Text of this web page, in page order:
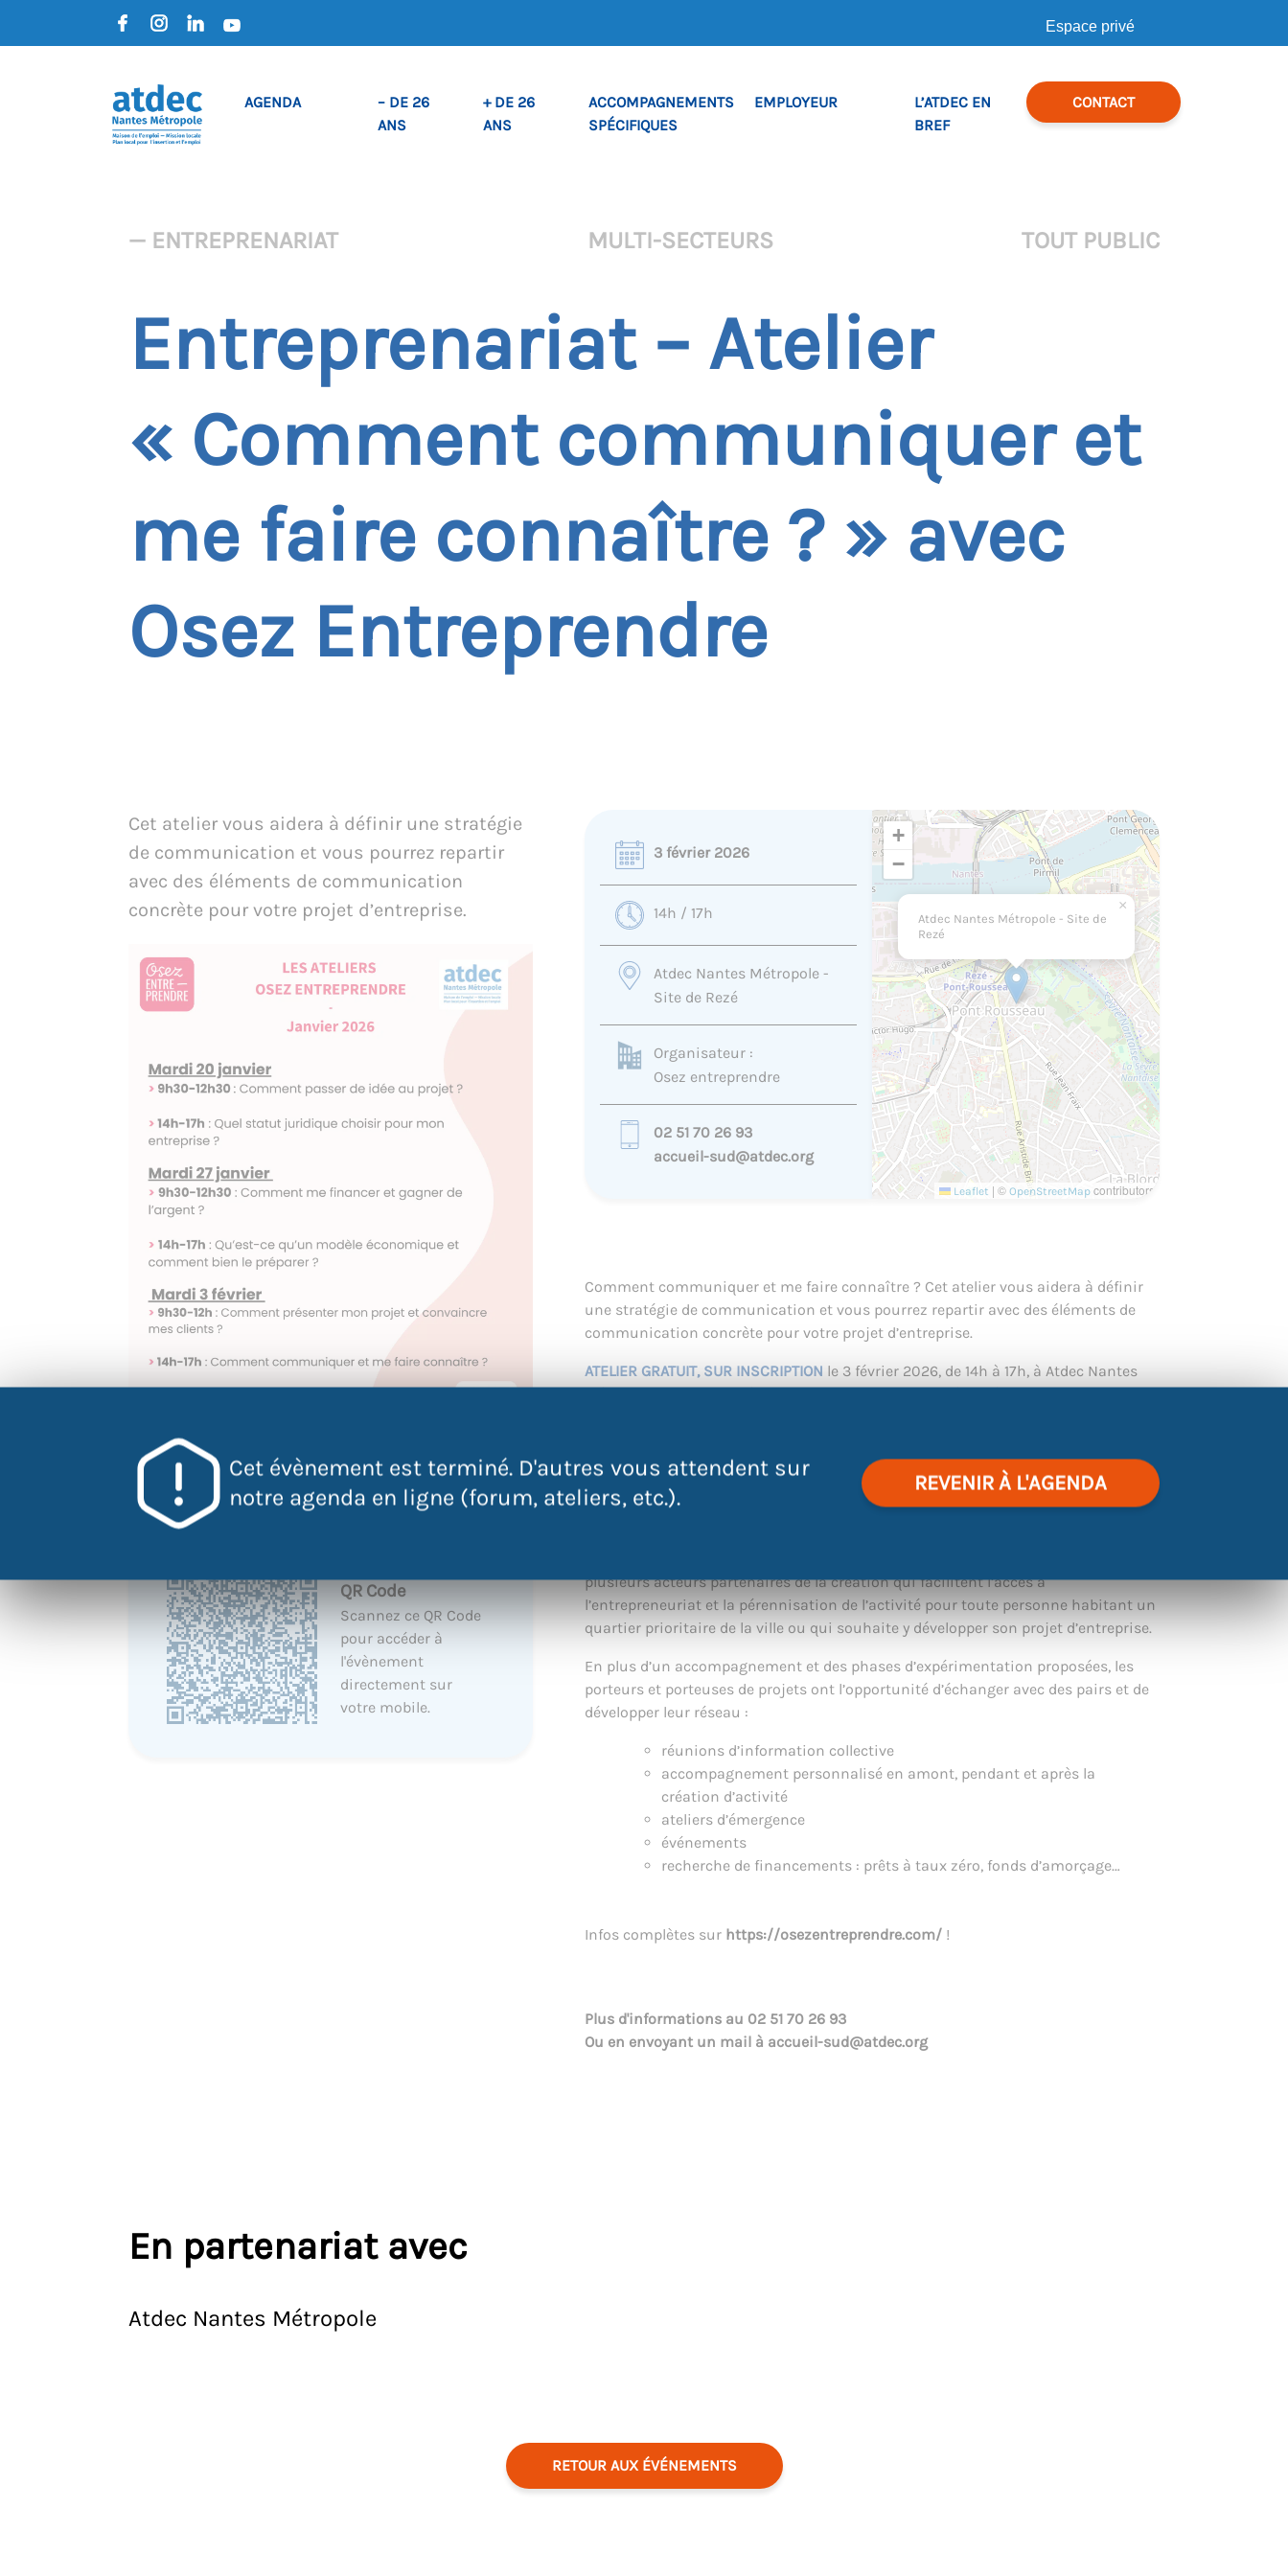
Espace privé
AGENDA
– DE 26
ANS
+ DE 26
ANS
ACCOMPAGNEMENTS
SPÉCIFIQUES
EMPLOYEUR
L’ATDEC EN
BREF
CONTACT
Cet évènement est terminé. D'autres vous attendent sur
notre agenda en ligne (forum, ateliers, etc.).
REVENIR À L'AGENDA
— ENTREPRENARIAT MULTI-SECTEURS TOUT PUBLIC
Entreprenariat – Atelier
« Comment communiquer et
me faire connaître ? » avec
Osez Entreprendre
Cet atelier vous aidera à définir une stratégie
de communication et vous pourrez repartir
avec des éléments de communication
concrète pour votre projet d’entreprise.
QR Code
Scannez ce QR Code
pour accéder à
l'évènement
directement sur
votre mobile.
3 février 2026
14h / 17h
Atdec Nantes Métropole -
Site de Rezé
Organisateur :
Osez entreprendre
02 51 70 26 93
accueil-sud@atdec.org
Atdec Nantes Métropole - Site de
Rezé
×
+
−
Leaflet | © OpenStreetMapcontributors
Comment communiquer et me faire connaître ? Cet atelier vous aidera à définir
une stratégie de communication et vous pourrez repartir avec des éléments de
communication concrète pour votre projet d’entreprise.
ATELIER GRATUIT, SUR INSCRIPTION le 3 février 2026, de 14h à 17h, à Atdec Nantes
Métropole – Site de Rezé, 8, Rue Jean-Baptiste Vigier, à Rezé.
Osez entreprendre en quelques mots…
plusieurs acteurs partenaires de la création qui facilitent l’accès à
l’entrepreneuriat et la pérennisation de l’activité pour toute personne habitant un
quartier prioritaire de la ville ou qui souhaite y développer son projet d’entreprise.
En plus d’un accompagnement et des phases d’expérimentation proposées, les
porteurs et porteuses de projets ont l’opportunité d’échanger avec des pairs et de
développer leur réseau :
réunions d’information collective
accompagnement personnalisé en amont, pendant et après la
création d’activité
ateliers d’émergence
événements
recherche de financements : prêts à taux zéro, fonds d’amorçage…
Infos complètes sur https://osezentreprendre.com/!
Plus d'informations au 02 51 70 26 93
Ou en envoyant un mail à accueil-sud@atdec.org
En partenariat avec
Atdec Nantes Métropole
RETOUR AUX ÉVÉNEMENTS